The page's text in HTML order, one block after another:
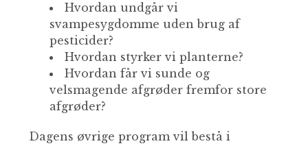
Hvordan undgår vi
svampesygdomme uden brug af
pesticider?
Hvordan styrker vi planterne?
Hvordan får vi sunde og
velsmagende afgrøder fremfor store
afgrøder?
Dagens øvrige program vil bestå i